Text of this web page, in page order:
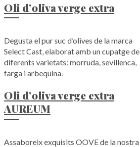
Oli d’oliva verge extra
Degusta el pur suc d’olives de la marca
Select Cast, elaborat amb un cupatge de
diferents varietats: morruda, sevillenca,
farga i arbequina.
Oli d’oliva verge extra
AUREUM
Assaboreix exquisits OOVE de la nostra